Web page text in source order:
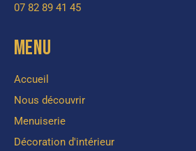
07 82 89 41 45
MENU
Accueil
Nous découvrir
Menuiserie
Décoration d'intérieur